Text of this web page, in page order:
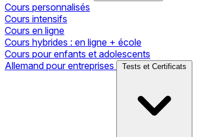
Cours personnalisés
Cours intensifs
Cours en ligne
Cours hybrides : en ligne + école
Cours pour enfants et adolescents
Allemand pour entreprises
Tests et Certificats